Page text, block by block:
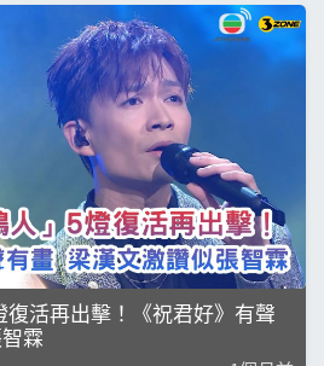
活再出擊！《祝君好》有聲
霖